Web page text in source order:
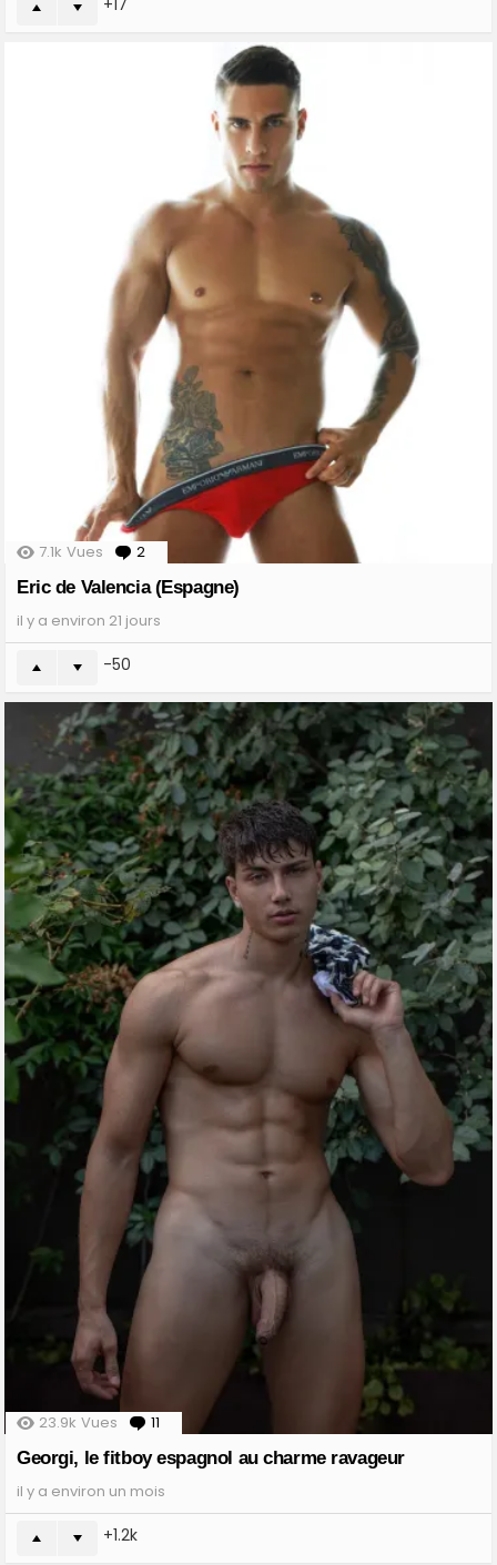
17
7.1k Vues 2
Comments
Eric de Valencia (Espagne)
il y a environ 21 jours
-50
23.9k Vues 11
Comments
Georgi, le fitboy espagnol au charme ravageur
il y a environ un mois
1.2k